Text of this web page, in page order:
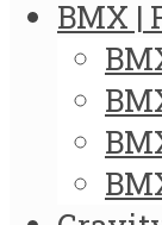
BMX |